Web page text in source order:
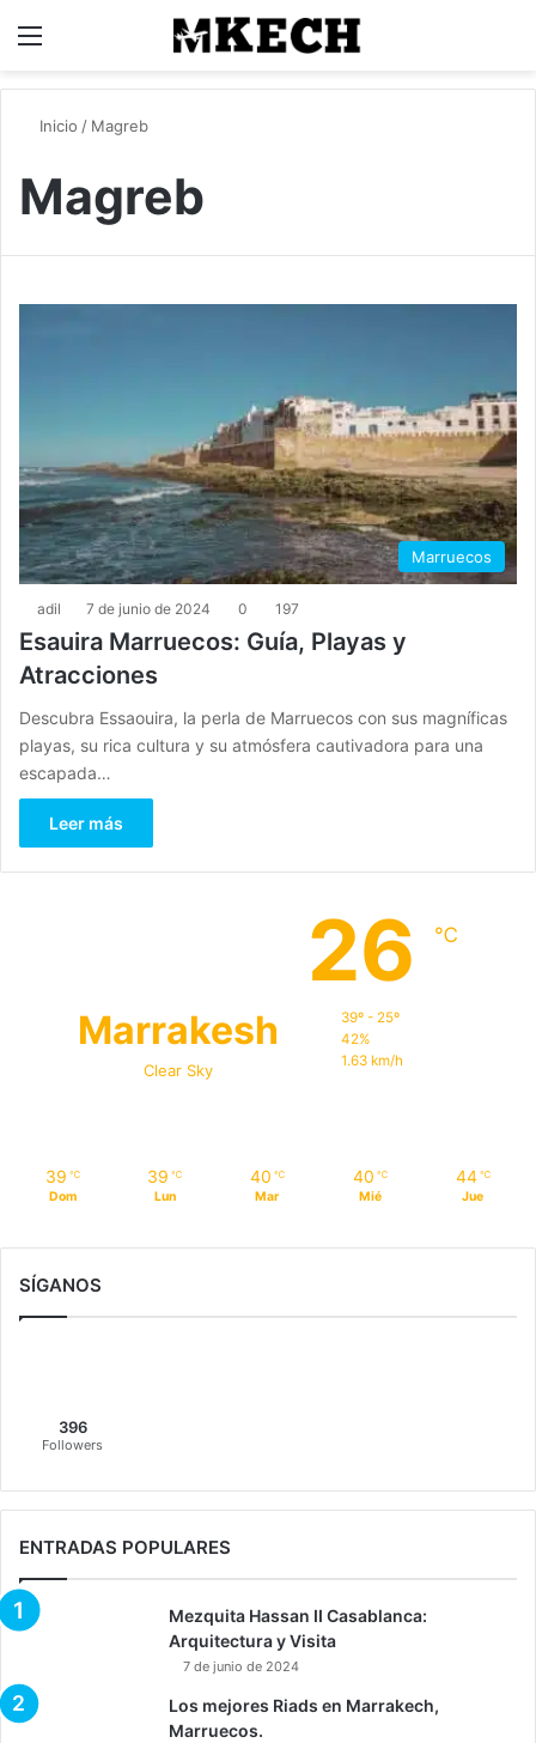
Inicio / Magreb
Magreb
Marruecos
adil 7 de junio de 2024 0 197
Esauira Marruecos: Guía, Playas y
Atracciones
Descubra Essaouira, la perla de Marruecos con sus magníficas
playas, su rica cultura y su atmósfera cautivadora para una
escapada…
Leer más
Marrakesh
Clear Sky
26 ℃
39º - 25º
42%
1.63 km/h
39 ℃
Dom
39 ℃
Lun
40 ℃
Mar
40 ℃
Mié
44 ℃
Jue
SÍGANOS
396
Followers
ENTRADAS POPULARES
Mezquita Hassan II Casablanca:
Arquitectura y Visita
7 de junio de 2024
Los mejores Riads en Marrakech,
Marruecos.